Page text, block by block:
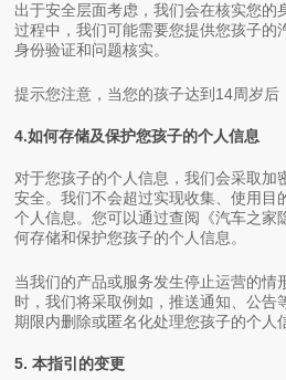
出于安全层面考虑，我们会在核实您的
过程中，我们可能需要您提供您孩子的
身份验证和问题核实。
提示您注意，当您的孩子达到14周岁后
4.如何存储及保护您孩子的个人信息
对于您孩子的个人信息，我们会采取加
安全。我们不会超过实现收集、使用目
个人信息。您可以通过查阅《汽车之家
何存储和保护您孩子的个人信息。
当我们的产品或服务发生停止运营的情
时，我们将采取例如，推送通知、公告
期限内删除或匿名化处理您孩子的个人
5. 本指引的变更